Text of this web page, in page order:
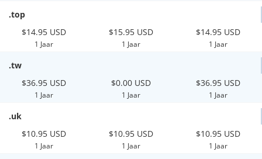
.top
$14.95 USD
1 Jaar
$15.95 USD
1 Jaar
$14.95 USD
1 Jaar
.tw
$36.95 USD
1 Jaar
$0.00 USD
1 Jaar
$36.95 USD
1 Jaar
.uk
$10.95 USD
1 Jaar
$10.95 USD
1 Jaar
$10.95 USD
1 Jaar